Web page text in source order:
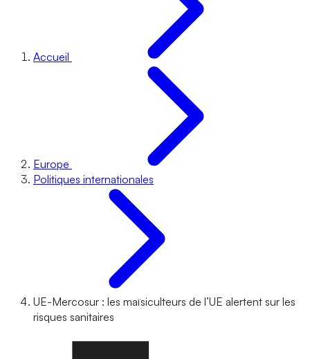
Accueil
Europe
Politiques internationales
UE-Mercosur : les maïsiculteurs de l’UE alertent sur les
risques sanitaires